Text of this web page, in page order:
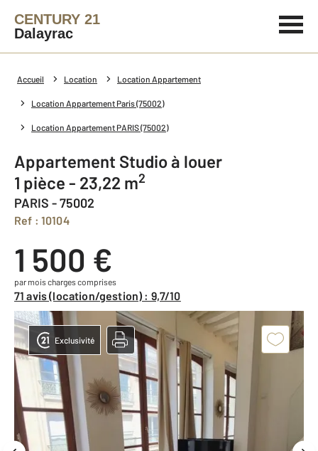
CENTURY 21
Dalayrac
Accueil Location Location Appartement
Location Appartement Paris (75002)
Location Appartement PARIS (75002)
Appartement Studio à louer
1 pièce - 23,22 m2
PARIS - 75002
Ref : 10104
1 500 €
par mois charges comprises
71 avis (location/gestion) : 9,7/10
Exclusivité